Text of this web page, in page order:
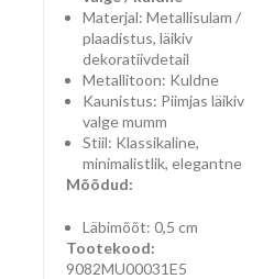
Materjal: Metallisulam /
plaadistus, läikiv
dekoratiivdetail
Metallitoon: Kuldne
Kaunistus: Piimjas läikiv
valge mumm
Stiil: Klassikaline,
minimalistlik, elegantne
Mõõdud:
Läbimõõt: 0,5 cm
Tootekood:
9082MU00031E5